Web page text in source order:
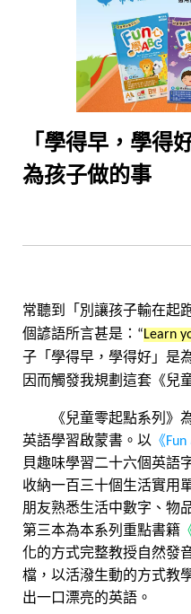
「學得早，學得
為孩子做的事
常聽到「別讓孩子輸在起
個諺語所言甚是：“Learn
子「學得早，學得好」是
因而觸發我規劃這套《兒
《兒童零起點系列》為
英語學習啟蒙書。以 《
貝趣味學習二十六個英語
收納一百三十個生活實用
朋友熟悉生活中數字、物
第三本為本系列重點書籍
化的方式完整教授自然發
檔，以活潑生動的方式教
出一口漂亮的英語。